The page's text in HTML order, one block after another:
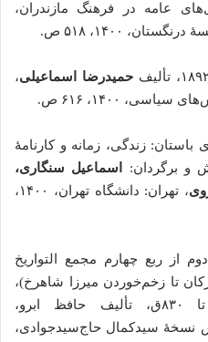
عامه در فرهنگ مازندران،
۱۴۰۰، ۵۱۸ ص.
حمیدرضا اسماعیلی،
۱۴۰۰، ۶۱۶ ص.
باستان: زندگی، زمانه و کارنامۀ
و برگردان:
اسماعیل سنگاری،
، تهران: دانشگاه تهران، ۱۴۰۰،
از ربع چهارم مجمع ‌التواریخ
تا زخم‌خوردن میرزا شاهرخ)،
شامل وقایع سال‌های ۸۰۷ تا ۸۳۰ق، تألیف حافظ ابرو،
نسخۀ سیدکمال حاج‌سیدجوادی،